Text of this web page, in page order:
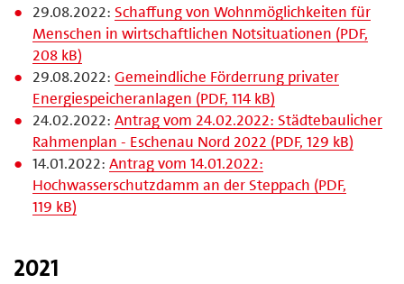
29.08.2022: Schaffung von Wohnmöglichkeiten für
Menschen in wirtschaftlichen Notsituationen (PDF,
208 kB)
29.08.2022:Gemeindliche Förderrung privater
Energiespeicheranlagen (PDF, 114 kB)
24.02.2022:Antrag vom 24.02.2022: Städtebaulicher
Rahmenplan - Eschenau Nord 2022 (PDF, 129 kB)
14.01.2022:Antrag vom 14.01.2022:
Hochwasserschutzdamm an der Steppach (PDF,
119 kB)
2021